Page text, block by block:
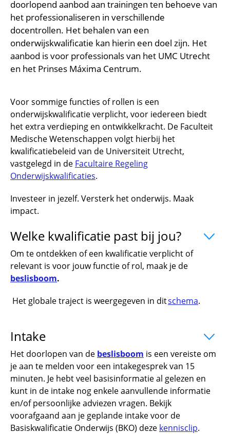
Het Wilhelmina Kinderziekenhuis
Wachttijden
Bezoektijden
Wijzigen patiëntgegevens
Mijn UMC Utrecht patiëntportaal
Bezoekregels
Kwaliteit en veiligheid
Parkeren
Wegwijs in het ziekenhuis
Contact met polikliniek
Contact met verpleegafdeling
Teleconsult aanvragen
Diagnostiek aanvragen
Zorgverlenersportaal
Over UMC Utrecht
Research
Onderwijs
Werken bij het UMC Utrecht
doorlopend aanbod aan trainingen ten behoeve van
het professionaliseren in verschillende
docentrollen. Het behalen van een
onderwijskwalificatie kan hierin een doel zijn. Het
aanbod is voor professionals van het UMC Utrecht
en het Prinses Máxima Centrum.
Voor sommige functies of rollen is een
onderwijskwalificatie verplicht, voor iedereen biedt
het extra verdieping en ontwikkelkracht. De Faculteit
Medische Wetenschappen volgt hierbij het
kwalificatiebeleid van de Universiteit Utrecht,
vastgelegd in de Facultaire Regeling
Onderwijskwalificaties.
Investeer in jezelf. Versterk het onderwijs. Maak
impact.
Welke kwalificatie past bij jou?
Om te ontdekken of een kwalificatie verplicht of
relevant is voor jouw functie of rol, maak je de
beslisboom.
Het globale traject is weergegeven in ditschema.
Intake uitklapper, klik om te openen
Het doorlopen van de beslisboom is een vereiste om
je aan te melden voor een intakegesprek van 15
minuten. Je hebt veel basisinformatie al gelezen en
kunt in de intake nog enkele aanvullende informatie
en/of persoonlijke adviezen vragen. Bekijk
voorafgaand aan je geplande intake voor de
Basiskwalificatie Onderwijs (BKO) deze kennisclip.